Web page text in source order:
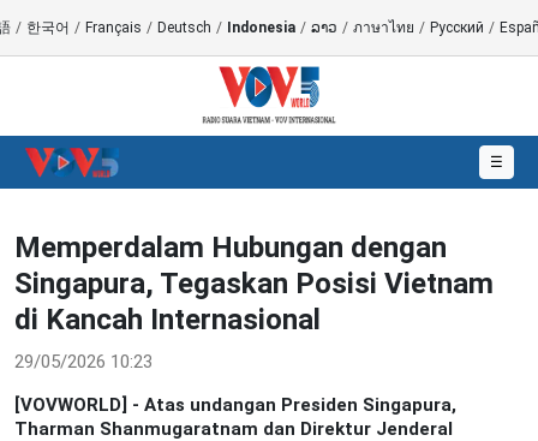
/ 한국어 / Français / Deutsch / Indonesia / ລາວ / ภาษาไทย / Русский /
☰
Memperdalam Hubungan dengan
Singapura, Tegaskan Posisi Vietnam
di Kancah Internasional
29/05/2026 10:23
[VOVWORLD] - Atas undangan Presiden Singapura,
Tharman Shanmugaratnam dan Direktur Jenderal